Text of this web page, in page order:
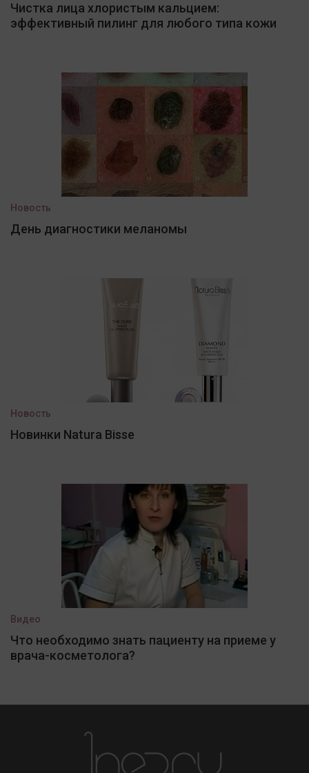
Чистка лица хлористым кальцием:
эффективный пилинг для любого типа кожи
Новость
День диагностики меланомы
Новость
Новинки Natura Bisse
Видео
Что необходимо знать пациенту на приеме у
врача-косметолога?